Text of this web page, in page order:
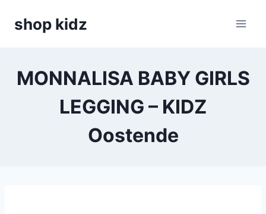
shop kidz
MONNALISA BABY GIRLS
LEGGING – KIDZ
Oostende